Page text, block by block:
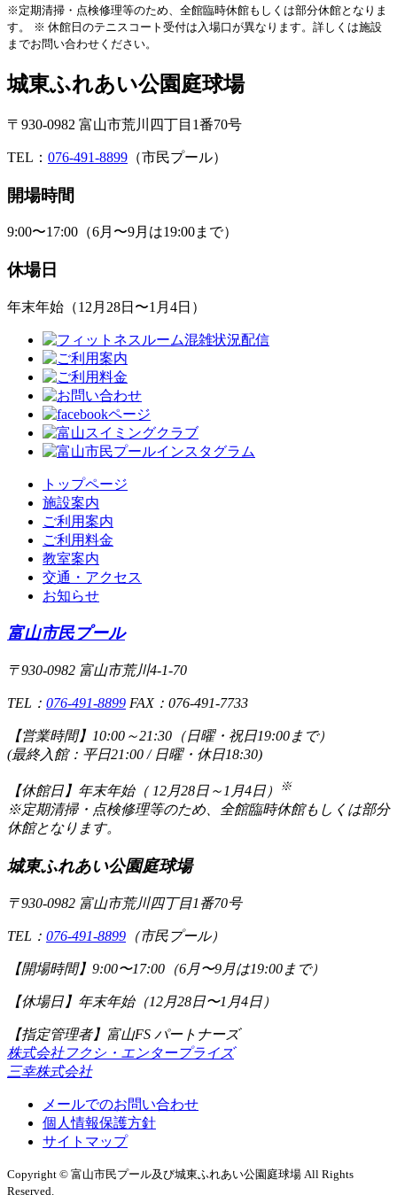
※定期清掃・点検修理等のため、全館臨時休館もしくは部分休館となりま
す。
※ 休館日のテニスコート受付は入場口が異なります。詳しくは施設
までお問い合わせください。
城東ふれあい公園庭球場
〒930-0982 富山市荒川四丁目1番70号
TEL： 076-491-8899 （市民プール）
開場時間
9:00〜17:00（6月〜9月は19:00まで）
休場日
年末年始（12月28日〜1月4日）
トップページ
施設案内
ご利用案内
ご利用料金
教室案内
交通・アクセス
お知らせ
富山市民プール
〒930-0982 富山市荒川4-1-70
TEL： 076-491-8899 FAX：076-491-7733
【営業時間】 10:00～21:30（日曜・祝日19:00まで）
(最終入館：平日21:00 / 日曜・休日18:30)
【休館日】 年末年始（ 12月28日～1月4日） ※
※定期清掃・点検修理等のため、全館臨時休館もしくは部分
休館となります。
城東ふれあい公園庭球場
〒930-0982 富山市荒川四丁目1番70号
TEL： 076-491-8899 （市民プール）
【開場時間】 9:00〜17:00（6月〜9月は19:00まで）
【休場日】 年末年始（12月28日〜1月4日）
【指定管理者】富山FS パートナーズ
株式会社フクシ・エンタープライズ
三幸株式会社
メールでのお問い合わせ
個人情報保護方針
サイトマップ
Copyright © 富山市民プール及び城東ふれあい公園庭球場 All Rights
Reserved.